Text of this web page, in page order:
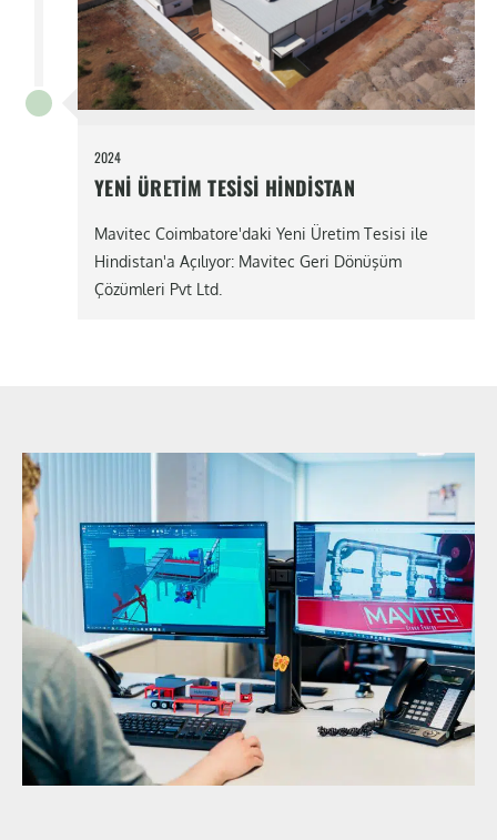
2024
YENI ÜRETIM TESISI HINDISTAN
Mavitec Coimbatore'daki Yeni Üretim Tesisi ile
Hindistan'a Açılıyor: Mavitec Geri Dönüşüm
Çözümleri Pvt Ltd.